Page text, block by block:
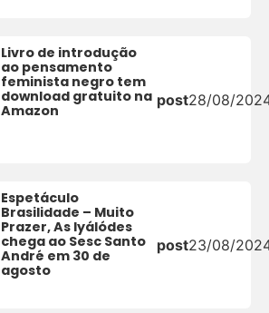
Livro de introdução
ao pensamento
feminista negro tem
download gratuito na
Amazon
post28/08/
Espetáculo
Brasilidade – Muito
Prazer, As Iyálódes
chega ao Sesc Santo
André em 30 de
agosto
post23/08/